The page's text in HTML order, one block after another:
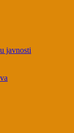
javnosti